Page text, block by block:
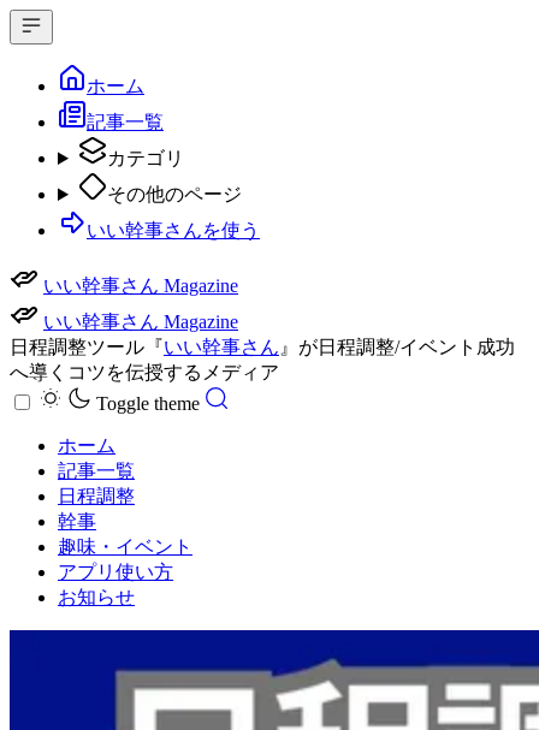
ホーム
記事一覧
カテゴリ
その他のページ
いい幹事さんを使う
いい幹事さん Magazine
いい幹事さん Magazine
日程調整ツール『いい幹事さん 』が日程調整/イベント成功
へ導くコツを伝授するメディア
Toggle theme
ホーム
記事一覧
日程調整
幹事
趣味・イベント
アプリ使い方
お知らせ